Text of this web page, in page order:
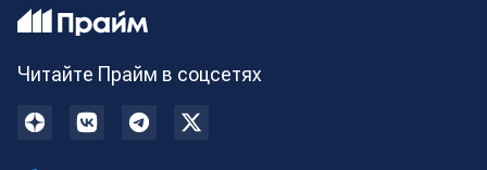
Читайте Прайм в соцсетях